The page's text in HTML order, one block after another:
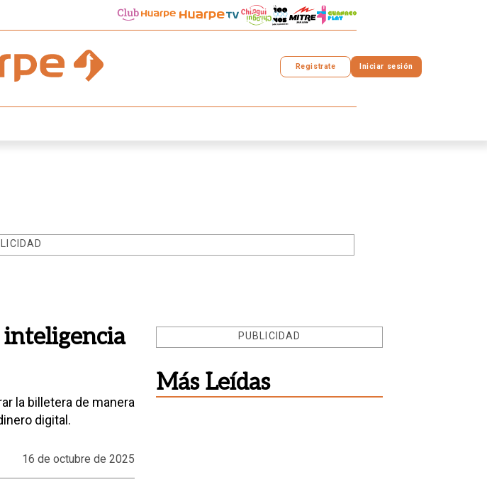
Registrate Iniciar sesión
inteligencia
la billetera de manera
digital.
16 de octubre de 2025
PUBLICIDAD
Más Leídas